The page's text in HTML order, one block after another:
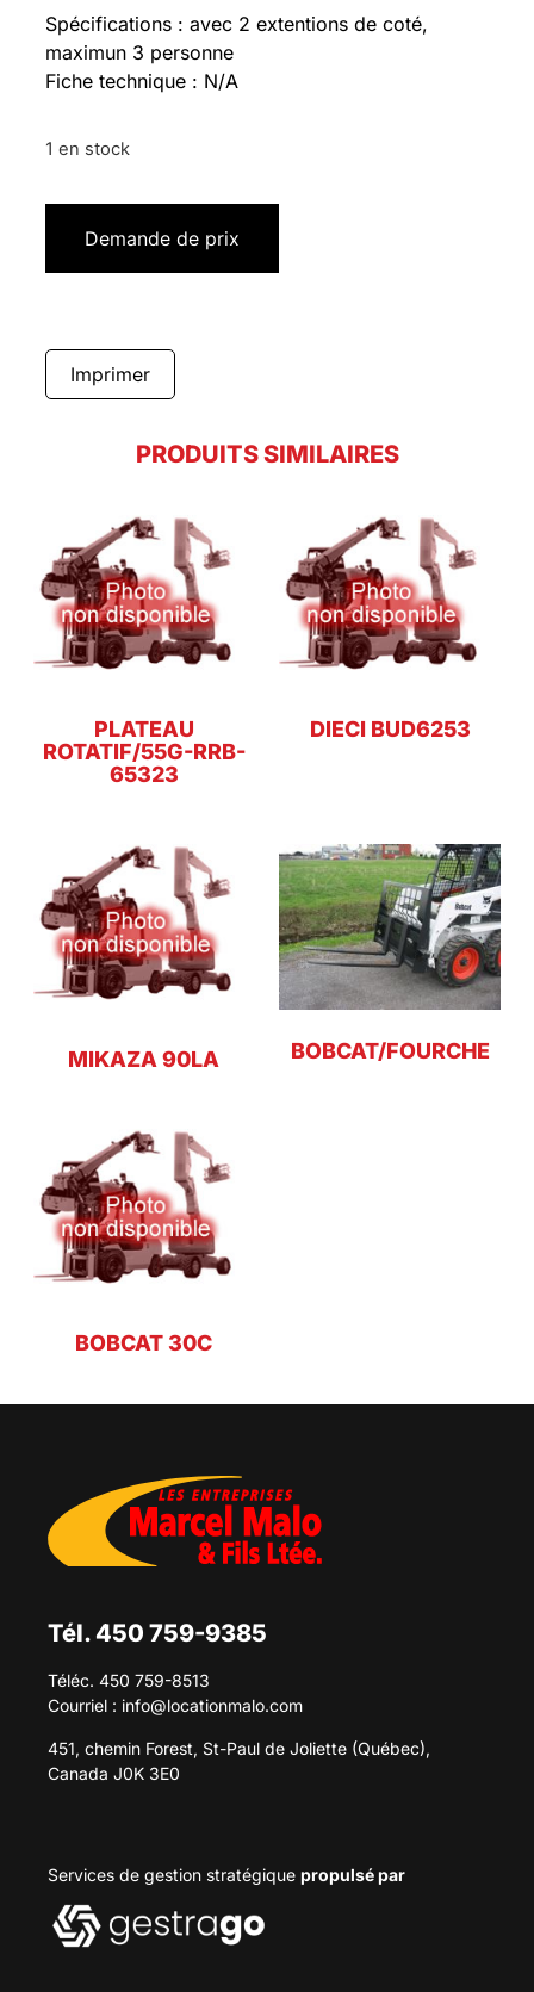
Spécifications : avec 2 extentions de coté,
maximun 3 personne
Fiche technique : N/A
1 en stock
Demande de prix
Imprimer
PRODUITS SIMILAIRES
PLATEAU
ROTATIF/55G-RRB-
65323
DIECI BUD6253
MIKAZA 90LA BOBCAT/FOURCHE
BOBCAT 30C
Tél. 450 759-9385
Téléc. 450 759-8513
Courriel : info@locationmalo.com
451, chemin Forest, St-Paul de Joliette (Québec),
Canada J0K 3E0
Services de gestion stratégique propulsé par